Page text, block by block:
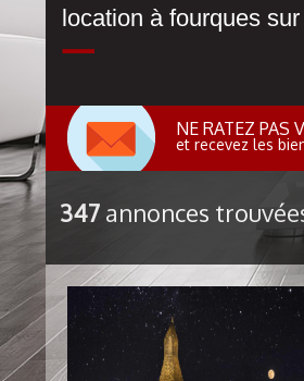
location à fourques
NE RATEZ PAS
et recevez les
347annonces